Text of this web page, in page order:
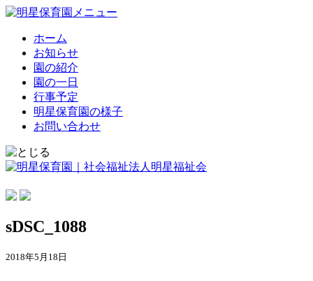
ホーム
お知らせ
園の紹介
園の一日
行事予定
明星保育園の様子
お問い合わせ
sDSC_1088
2018年5月18日